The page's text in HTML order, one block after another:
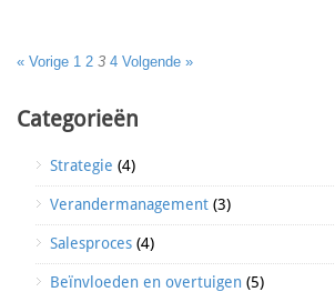
« Vorige 1 2 3 4 Volgende »
Categorieën
Strategie (4)
Verandermanagement (3)
Salesproces (4)
Beïnvloeden en overtuigen (5)